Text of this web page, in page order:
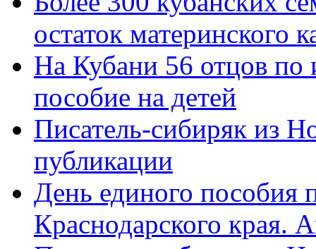
остаток материнского
На Кубани 56 отцов по
пособие на детей
Писатель-сибиряк из
публикации
День единого пособия
Краснодарского края.